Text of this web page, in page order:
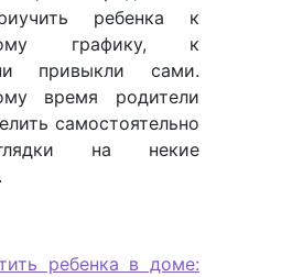
ребенка к
графику, к
привыкли сами.
время родители
самостоятельно
на некие
ребенка в доме: